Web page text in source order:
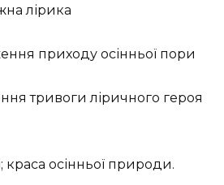
лірика
приходу осінньої пори
тривоги ліричного героя
краса осінньої природи.